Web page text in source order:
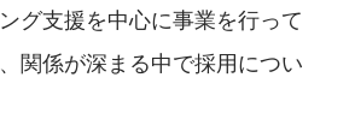
グ支援を中心に事業を行って
関係が深まる中で採用につい